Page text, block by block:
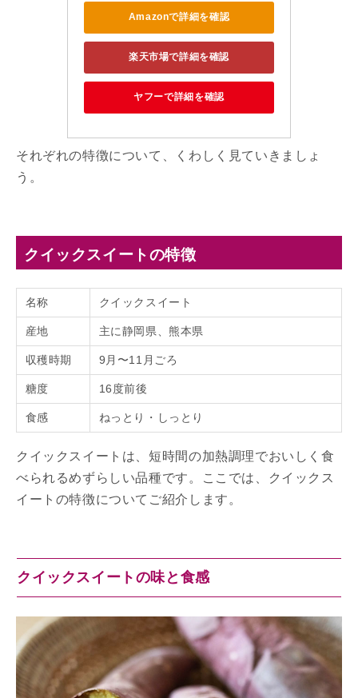
Amazonで詳細を確認
楽天市場で詳細を確認
ヤフーで詳細を確認
それぞれの特徴について、くわしく見ていきましょ
う。
クイックスイートの特徴
名称 クイックスイート
産地 主に静岡県、熊本県
収穫時期 9月〜11月ごろ
糖度 16度前後
食感 ねっとり・しっとり
クイックスイートは、短時間の加熱調理でおいしく食
べられるめずらしい品種です。ここでは、クイックス
イートの特徴についてご紹介します。
クイックスイートの味と食感